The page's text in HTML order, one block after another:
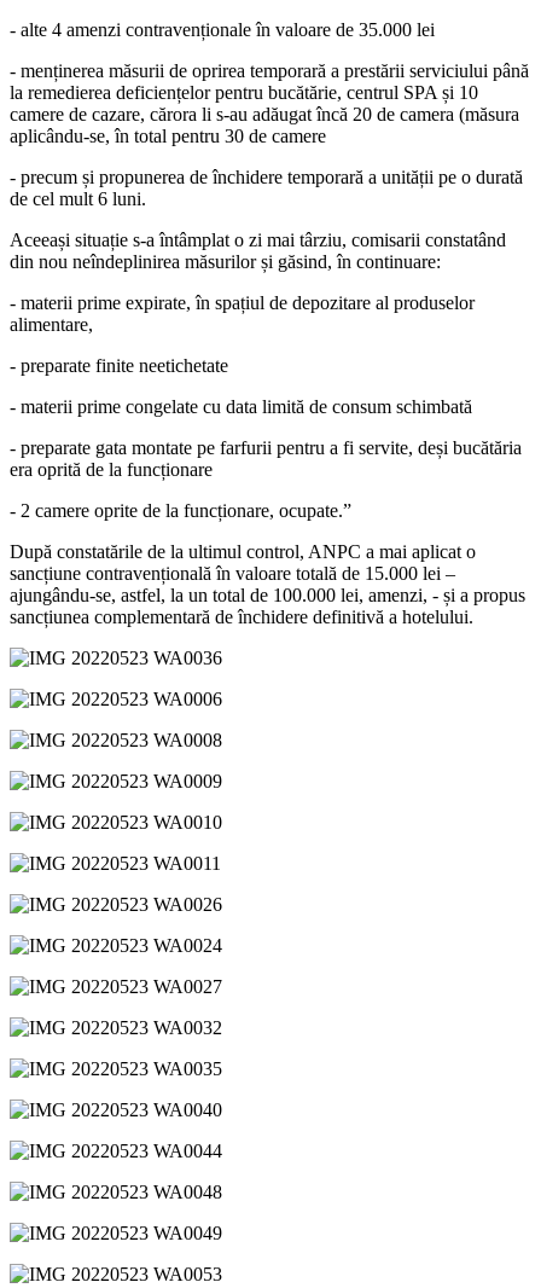
- alte 4 amenzi contravenționale în valoare de 35.000 lei
- menținerea măsurii de oprirea temporară a prestării serviciului până
la remedierea deficiențelor pentru bucătărie, centrul SPA și 10
camere de cazare, cărora li s-au adăugat încă 20 de camera (măsura
aplicându-se, în total pentru 30 de camere
- precum și propunerea de închidere temporară a unității pe o durată
de cel mult 6 luni.
Aceeași situație s-a întâmplat o zi mai târziu, comisarii constatând
din nou neîndeplinirea măsurilor și găsind, în continuare:
- materii prime expirate, în spațiul de depozitare al produselor
alimentare,
- preparate finite neetichetate
- materii prime congelate cu data limită de consum schimbată
- preparate gata montate pe farfurii pentru a fi servite, deși bucătăria
era oprită de la funcționare
- 2 camere oprite de la funcționare, ocupate.”
După constatările de la ultimul control, ANPC a mai aplicat o
sancțiune contravențională în valoare totală de 15.000 lei –
ajungându-se, astfel, la un total de 100.000 lei, amenzi, - și a propus
sancțiunea complementară de închidere definitivă a hotelului.